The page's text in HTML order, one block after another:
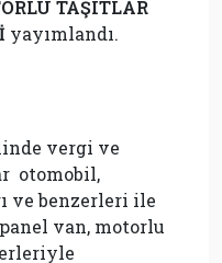
TAŞITLAR
yayımlandı.
vergi ve
otomobil,
ve benzerleri ile
van, motorlu